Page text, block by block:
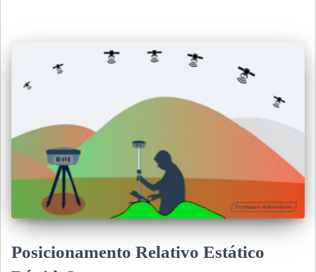
Posicionamento Relativo Estático